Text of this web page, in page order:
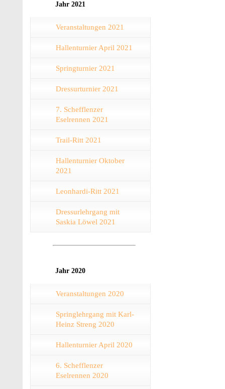
Jahr 2021
Veranstaltungen 2021
Hallenturnier April 2021
Springturnier 2021
Dressurturnier 2021
7. Schefflenzer
Eselrennen 2021
Trail-Ritt 2021
Hallenturnier Oktober
2021
Leonhardi-Ritt 2021
Dressurlehrgang mit
Saskia Löwel 2021
Jahr 2020
Veranstaltungen 2020
Springlehrgang mit Karl-
Heinz Streng 2020
Hallenturnier April 2020
6. Schefflenzer
Eselrennen 2020